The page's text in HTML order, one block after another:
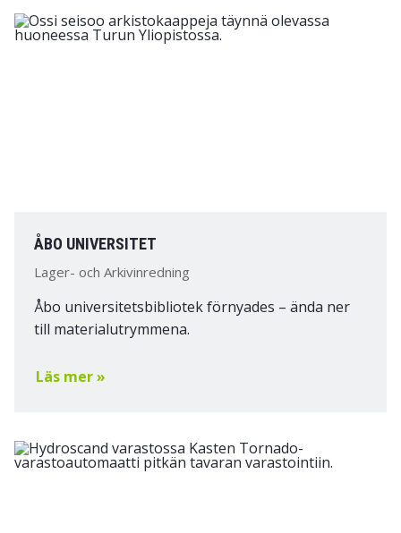
ÅBO UNIVERSITET
Lager- och Arkivinredning
Åbo universitetsbibliotek förnyades – ända ner
till materialutrymmena.
Läs mer »